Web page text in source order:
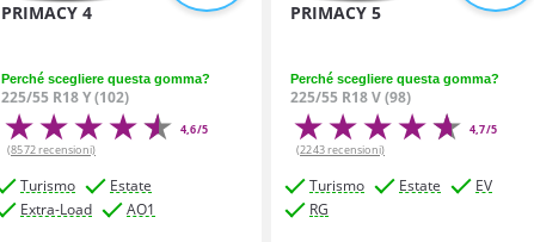
PRIMACY 4
Perché scegliere questa gomma?
225/55 R18 Y (102)
4,6/5
(8572 recensioni)
Turismo
Estate
Extra-Load
AO1
PRIMACY 5
Perché scegliere questa gomma?
225/55 R18 V (98)
4,7/5
(2243 recensioni)
Turismo Estate
EV
RG